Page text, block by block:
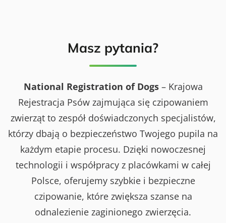
Masz pytania?
National Registration of Dogs– Krajowa
Rejestracja Psów zajmująca się czipowaniem
zwierząt to zespół doświadczonych specjalistów,
którzy dbają o bezpieczeństwo Twojego pupila na
każdym etapie procesu. Dzięki nowoczesnej
technologii i współpracy z placówkami w całej
Polsce, oferujemy szybkie i bezpieczne
czipowanie, które zwiększa szanse na
odnalezienie zaginionego zwierzęcia.